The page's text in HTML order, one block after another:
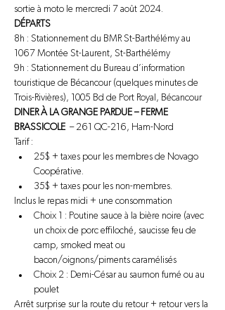
sortie à moto le mercredi 7 août 2024.
DÉPARTS
8h : Stationnement du BMR St-Barthélémy au
1067 Montée St-Laurent, St-Barthélémy
9h : Stationnement du Bureau d’information
touristique de Bécancour (quelques minutes de
Trois-Rivières), 1005 Bd de Port Royal, Bécancour
DINER À LA GRANGE PARDUE – FERME
BRASSICOLE – 261 QC-216, Ham-Nord
Tarif :
25$ + taxes pour les membres de Novago
Coopérative.
35$ + taxes pour les non-membres.
Inclus le repas midi + une consommation
Choix 1 : Poutine sauce à la bière noire (avec
un choix de porc effiloché, saucisse feu de
camp, smoked meat ou
bacon/oignons/piments caramélisés
Choix 2 : Demi-César au saumon fumé ou au
poulet
Arrêt surprise sur la route du retour + retour vers la